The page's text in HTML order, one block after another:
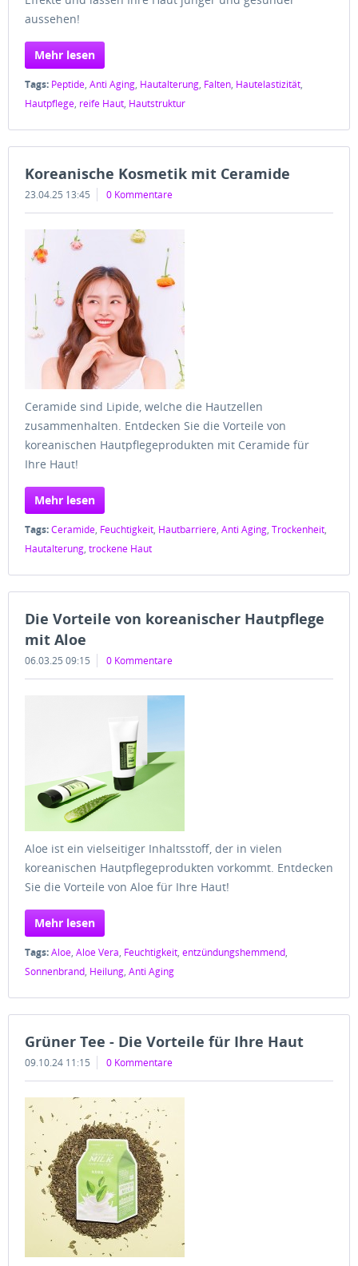
aussehen!
Mehr lesen
Tags: Peptide, Anti Aging, Hautalterung, Falten, Hautelastizität,
Hautpflege, reife Haut, Hautstruktur
Koreanische Kosmetik mit Ceramide
23.04.25 13:45 0 Kommentare
Ceramide sind Lipide, welche die Hautzellen
zusammenhalten. Entdecken Sie die Vorteile von
koreanischen Hautpflegeprodukten mit Ceramide für
Ihre Haut!
Mehr lesen
Tags:Ceramide, Feuchtigkeit, Hautbarriere, Anti Aging, Trockenheit,
Hautalterung, trockene Haut
Die Vorteile von koreanischer Hautpflege
mit Aloe
06.03.25 09:15 0 Kommentare
Aloe ist ein vielseitiger Inhaltsstoff, der in vielen
koreanischen Hautpflegeprodukten vorkommt. Entdecken
Sie die Vorteile von Aloe für Ihre Haut!
Mehr lesen
Tags:Aloe, Aloe Vera, Feuchtigkeit, entzündungshemmend,
Sonnenbrand, Heilung, Anti Aging
Grüner Tee - Die Vorteile für Ihre Haut
09.10.24 11:15 0 Kommentare